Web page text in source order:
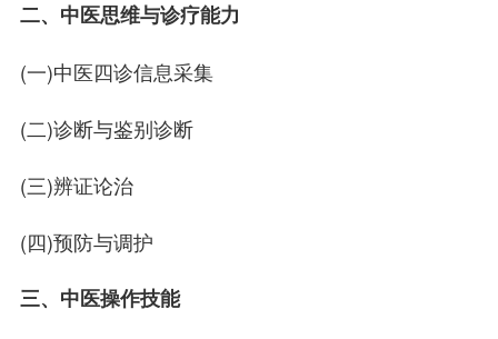
二、中医思维与诊疗能力
(一)中医四诊信息采集
(二)诊断与鉴别诊断
(三)辨证论治
(四)预防与调护
三、中医操作技能